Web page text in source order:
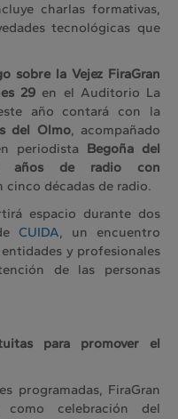
charlas formativas,
tecnológicas que
sobre la Vejez FiraGran
29 en el Auditorio La
año contará con la
del Olmo, acompañado
periodista Begoña del
años de radio con
cinco décadas de radio.
espacio durante dos
CUIDA, un encuentro
y profesionales
de las personas
para promover el
programadas, FiraGran
celebración del